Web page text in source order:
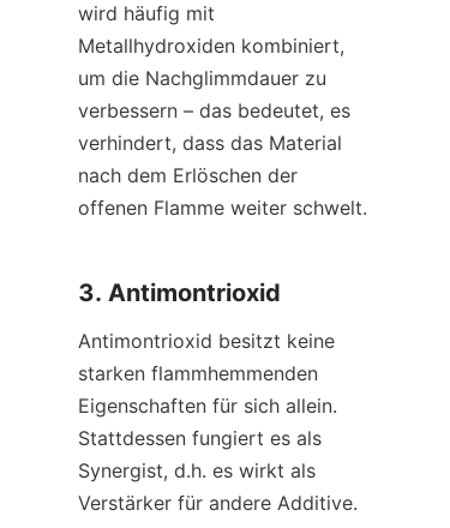
wird häufig mit
Metallhydroxiden kombiniert,
um die Nachglimmdauer zu
verbessern – das bedeutet, es
verhindert, dass das Material
nach dem Erlöschen der
offenen Flamme weiter schwelt.
3. Antimontrioxid
Antimontrioxid besitzt keine
starken flammhemmenden
Eigenschaften für sich allein.
Stattdessen fungiert es als
Synergist, d.h. es wirkt als
Verstärker für andere Additive.